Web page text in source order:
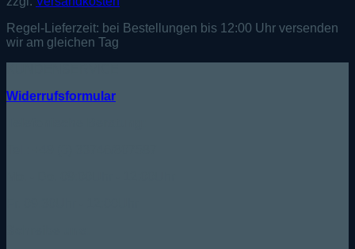
Regel-Lieferzeit: bei Bestellungen bis 12:00 Uhr versenden
wir am gleichen Tag
Widerrufsformular